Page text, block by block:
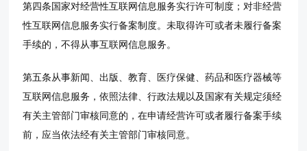
第四条国家对经营性互联网信息服务实行许可制度；对非经营
性互联网信息服务实行备案制度。未取得许可或者未履行备案
手续的，不得从事互联网信息服务。
第五条从事新闻、出版、教育、医疗保健、药品和医疗器械等
互联网信息服务，依照法律、行政法规以及国家有关规定须经
有关主管部门审核同意的，在申请经营许可或者履行备案手续
前，应当依法经有关主管部门审核同意。